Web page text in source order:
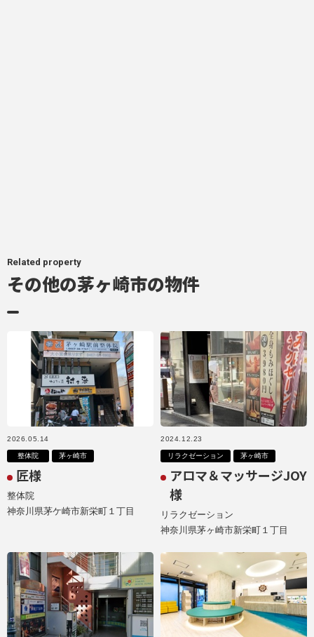
Related property
その他の茅ヶ崎市の物件
2026.05.14
整体院 茅ヶ崎市
匠様
整体院
神奈川県茅ケ崎市新栄町１丁目
2024.12.23
リラクゼーション 茅ヶ崎市
アロマ＆マッサージJOY
様
リラクゼーション
神奈川県茅ヶ崎市新栄町１丁目